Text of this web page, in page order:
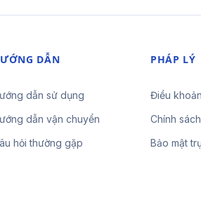
DẪN
dẫn sử dụng
dẫn vận chuyển
hỏi thường gặp
PHÁP LÝ
Điều
Chính
Bảo mật